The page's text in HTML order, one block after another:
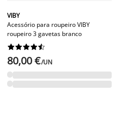
VIBY
Acessório para roupeiro VIBY
roupeiro 3 gavetas branco






80,00 €/UN